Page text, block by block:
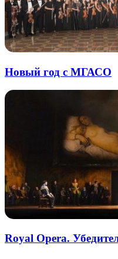
Новый год с МГАСО
Royal Opera.